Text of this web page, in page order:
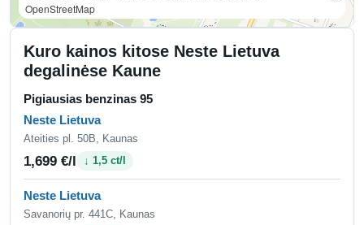
OpenStreetMap
Kuro kainos kitose Neste Lietuva
degalinėse Kaune
Pigiausias benzinas 95
Neste Lietuva
Ateities pl. 50B, Kaunas
1,699 €/l ↓ 1,5 ct/l
Neste Lietuva
Savanorių pr. 441C, Kaunas